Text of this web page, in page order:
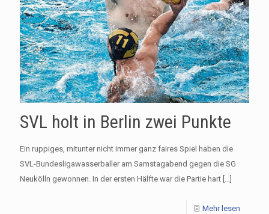
SVL holt in Berlin zwei Punkte
Ein ruppiges, mitunter nicht immer ganz faires Spiel haben die
SVL-Bundesligawasserballer am Samstagabend gegen die SG
Neukölln gewonnen. In der ersten Hälfte war die Partie hart […]
Mehr lesen